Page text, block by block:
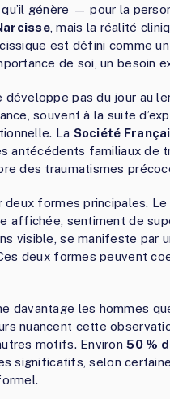
génère — pour la
, mais la réalité
est défini comme
de soi, un besoin
pas du jour au
souvent à la suite
La Société
antécédents familiaux de
des traumatismes
formes principales. Le
affichée, sentiment de
visible, se manifeste
deux formes peuvent
davantage les hommes
nuancent cette
motifs. Environ50 %
significatifs, selon